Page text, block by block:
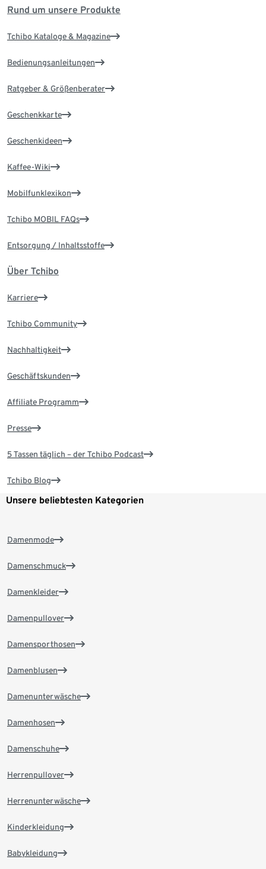
Rund um unsere Produkte
Tchibo Kataloge & Magazine
Bedienungsanleitungen
Ratgeber & Größenberater
Geschenkkarte
Geschenkideen
Kaffee-Wiki
Mobilfunklexikon
Tchibo MOBIL FAQs
Entsorgung / Inhaltsstoffe
Über Tchibo
Karriere
Tchibo Community
Nachhaltigkeit
Geschäftskunden
Affiliate Programm
Presse
5 Tassen täglich – der Tchibo Podcast
Tchibo Blog
Unsere beliebtesten Kategorien
Damenmode
Damenschmuck
Damenkleider
Damenpullover
Damensporthosen
Damenblusen
Damenunterwäsche
Damenhosen
Damenschuhe
Herrenpullover
Herrenunterwäsche
Kinderkleidung
Babykleidung